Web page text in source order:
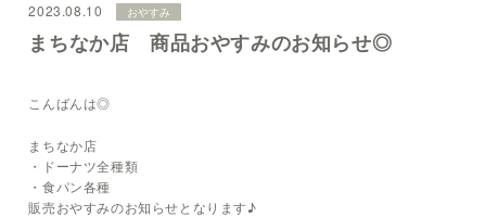
2023.08.10 おやすみ
まちなか店 商品おやすみのお知らせ◎
こんばんは◎
まちなか店
・ドーナツ全種類
・食パン各種
販売おやすみのお知らせとなります♪